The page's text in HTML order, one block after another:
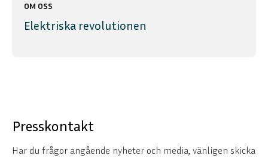
OM OSS
Elektriska revolutionen
Presskontakt
Har du frågor angående nyheter och media, vänligen skicka